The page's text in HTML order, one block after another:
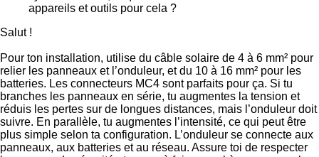
appareils et outils pour cela ?
Salut !
Pour ton installation, utilise du câble solaire de 4 à 6 mm² pour
relier les panneaux et l’onduleur, et du 10 à 16 mm² pour les
batteries. Les connecteurs MC4 sont parfaits pour ça. Si tu
branches les panneaux en série, tu augmentes la tension et
réduis les pertes sur de longues distances, mais l’onduleur doit
suivre. En parallèle, tu augmentes l’intensité, ce qui peut être
plus simple selon ta configuration. L’onduleur se connecte aux
panneaux, aux batteries et au réseau. Assure toi de respecter